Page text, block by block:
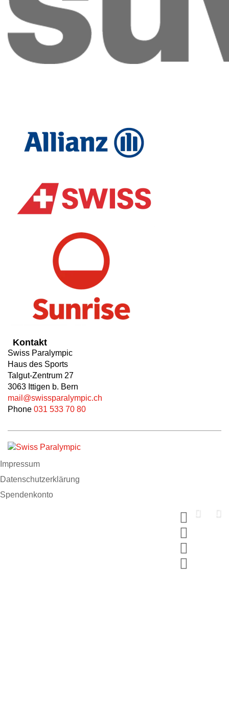
Kontakt
Swiss Paralympic
Haus des Sports
Talgut-Zentrum 27
3063 Ittigen b. Bern
mail@swissparalympic.ch
Phone 031 533 70 80
Impressum
Datenschutzerklärung
Spendenkonto